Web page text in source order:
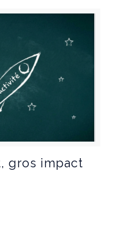
gros impact